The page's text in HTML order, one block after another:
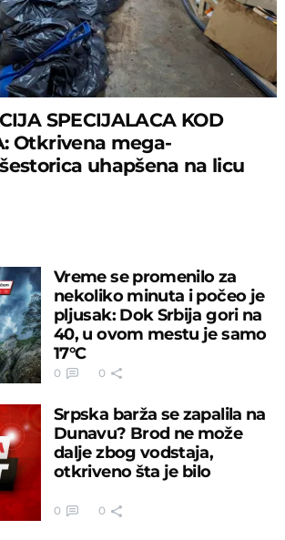
SPECIJALACA KOD
Otkrivena mega-
uhapšena na licu
Vreme se promenilo za
nekoliko minuta i počeo je
pljusak: Dok Srbija gori na
40, u ovom mestu je samo
17°C
0 0
Srpska barža se zapalila na
Dunavu? Brod ne može
dalje zbog vodstaja,
otkriveno šta je bilo
0 0